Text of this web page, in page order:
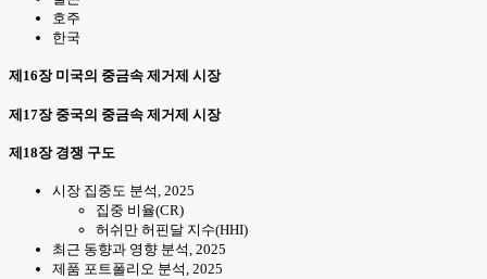
호주
한국
제16장 미국의 중금속 제거제 시장
제17장 중국의 중금속 제거제 시장
제18장 경쟁 구도
시장 집중도 분석, 2025
집중 비율(CR)
허쉬만 허핀달 지수(HHI)
최근 동향과 영향 분석, 2025
제품 포트폴리오 분석, 2025